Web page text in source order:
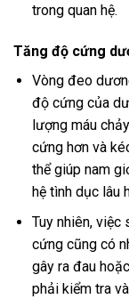
trong quan hệ.
Tăng độ cứng
Vòng đeo
độ cứng của
lượng máu
cứng hơn và
thể giúp nam
hệ tình dục lâu
Tuy nhiên,
cứng cũng có
gây ra đau
phải kiểm tra